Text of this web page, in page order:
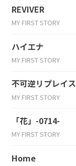
REVIVER
MY FIRST STORY
ハイエナ
MY FIRST STORY
不可逆リプレイス
MY FIRST STORY
「花」-0714-
MY FIRST STORY
Home